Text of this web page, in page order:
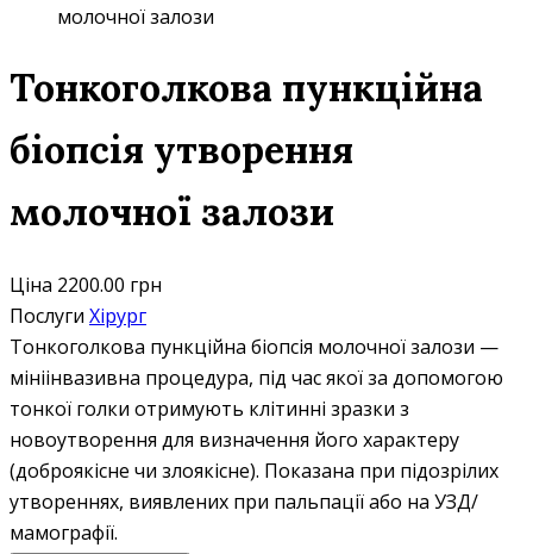
молочної залози
Тонкоголкова пункційна
біопсія утворення
молочної залози
Ціна 2200.00 грн
Послуги Хірург
Тонкоголкова пункційна біопсія молочної залози —
мініінвазивна процедура, під час якої за допомогою
тонкої голки отримують клітинні зразки з
новоутворення для визначення його характеру
(доброякісне чи злоякісне). Показана при підозрілих
утвореннях, виявлених при пальпації або на УЗД/
мамографії.